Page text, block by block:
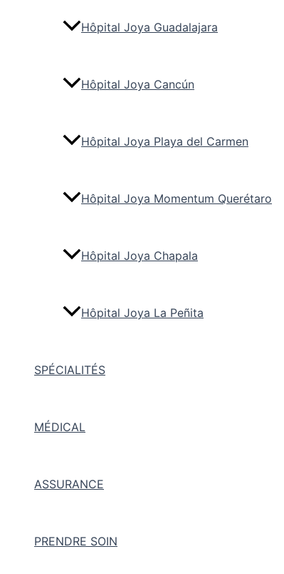
Hôpital Joya Guadalajara
Hôpital Joya Cancún
Hôpital Joya Playa del Carmen
Hôpital Joya Momentum Querétaro
Hôpital Joya Chapala
Hôpital Joya La Peñita
SPÉCIALITÉS
MÉDICAL
ASSURANCE
PRENDRE SOIN